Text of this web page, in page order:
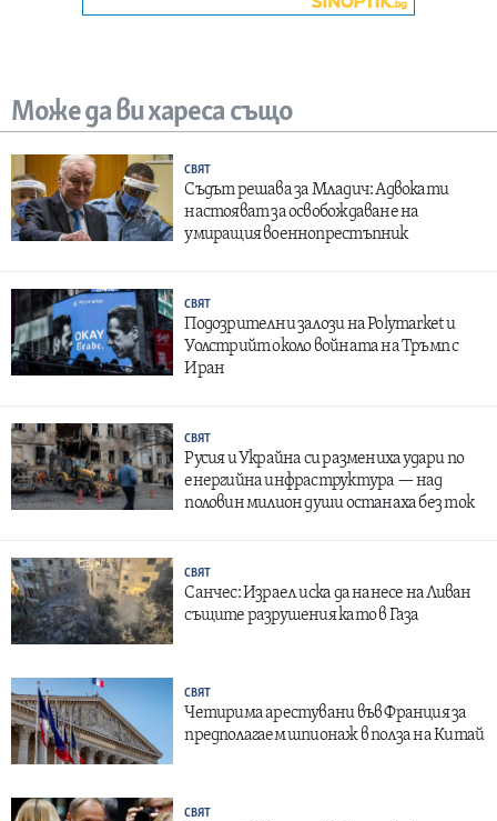
Може да ви хареса също
СВЯТ
Съдът решава за Младич: Адвокати
настояват за освобождаване на
умиращия военнопрестъпник
СВЯТ
Подозрителни залози на Polymarket и
Уолстрийт около войната на Тръмп с
Иран
СВЯТ
Русия и Украйна си размениха удари по
енергийна инфраструктура — над
половин милион души останаха без ток
СВЯТ
Санчес: Израел иска да нанесе на Ливан
същите разрушения като в Газа
СВЯТ
Четирима арестувани във Франция за
предполагаем шпионаж в полза на Китай
СВЯТ